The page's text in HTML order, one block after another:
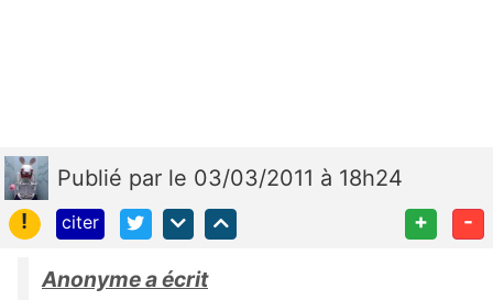
Publié par le 03/03/2011 à 18h24
!
citer + -
Anonyme a écrit